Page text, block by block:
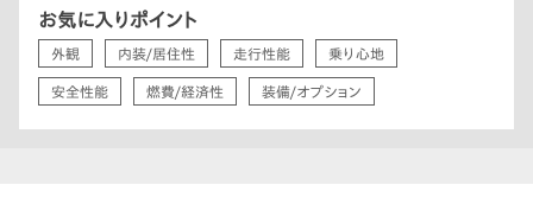
お気に入りポイント
外観 内装/居住性 走行性能 乗り心地
安全性能 燃費/経済性 装備/オプション